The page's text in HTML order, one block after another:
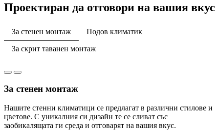
Проектиран да отговори на вашия вкус
За стенен монтаж Подов климатик
За скрит таванен монтаж
За стенен монтаж
Нашите стенни климатици се предлагат в различни стилове и
цветове. С уникалния си дизайн те се сливат със
заобикалящата ги среда и отговарят на вашия вкус.